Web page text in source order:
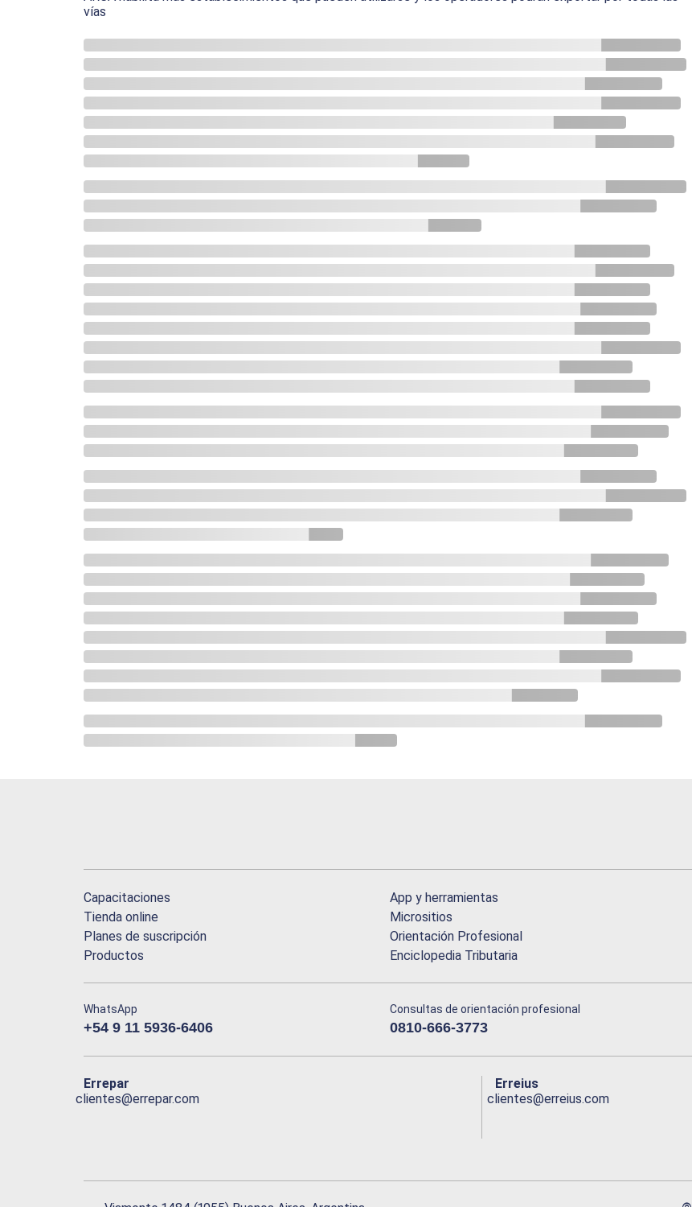
vías
Capacitaciones
Tienda online
Planes de suscripción
Productos
App y herramientas
Micrositios
Orientación Profesional
Enciclopedia Tributaria
WhatsApp
+54 9 11 5936-6406
Consultas de orientación profesional
0810-666-3773
Errepar
clientes@errepar.com
Erreius
clientes@erreius.com